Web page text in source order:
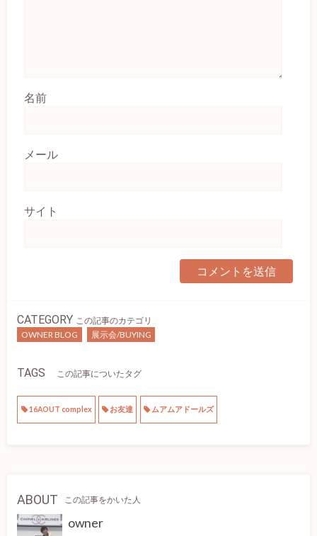
名前
メール
サイト
CATEGORY この記事のカテゴリ
OWNER BLOG
展示会/BUYING
TAGS この記事についたタグ
16AOUT complex お友達 ムアムアドールズ
ABOUT この記事をかいた人
owner